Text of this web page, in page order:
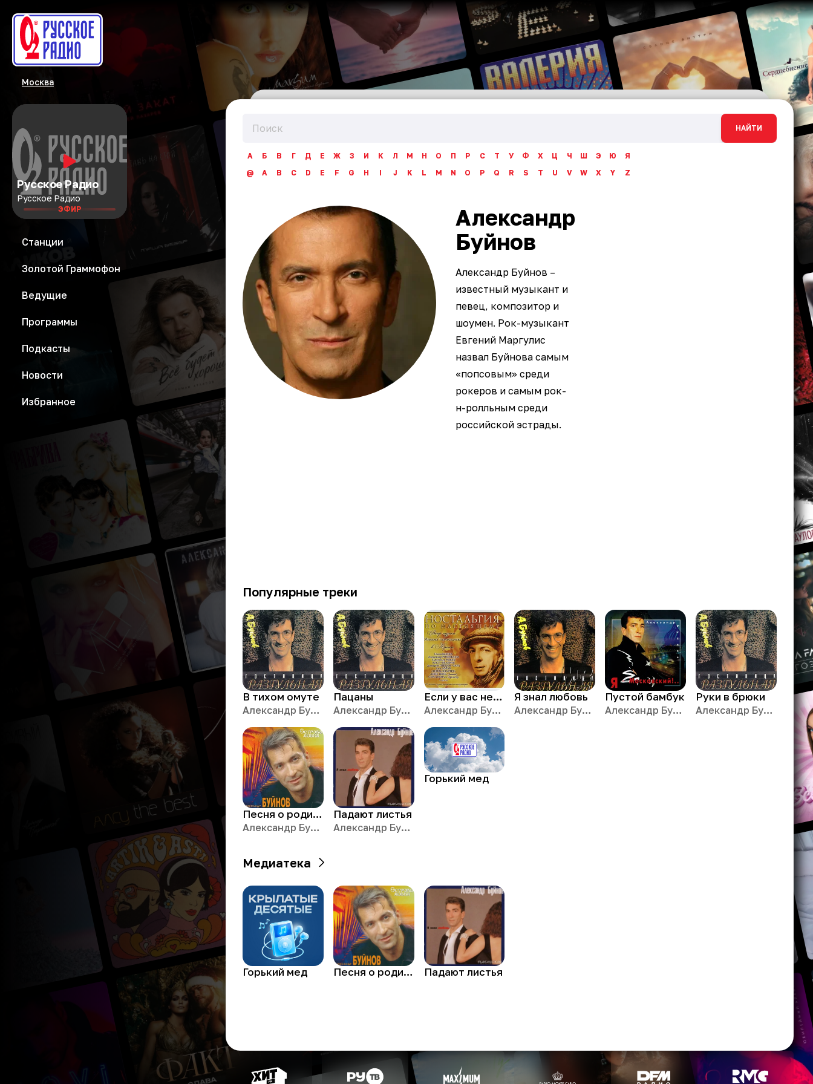
Москва
Русское Радио
Русское Радио
ЭФИР
Станции
Золотой Граммофон
Ведущие
Программы
Подкасты
Новости
Избранное
НАЙТИ
А Б В Г Д Е Ж З И К Л М Н О П Р С Т У Ф Х Ц Ч Ш Э Ю
Я
@
A B C D E F G H I J K L M N O P Q R S T U V W X Y Z
Александр
Буйнов
Александр Буйнов –
известный музыкант и
певец, композитор и
шоумен. Рок-музыкант
Евгений Маргулис
назвал Буйнова самым
«попсовым» среди
рокеров и самым рок-
н-ролльным среди
российской эстрады.
Популярные треки
В тихом омуте
Александр Буйнов
Пацаны
Александр Буйнов
Если у вас нету тети
Александр Буйнов
Я знал любовь
Александр Буйнов
Пустой бамбук
Александр Буйнов
Руки в брюки
Александр Буйнов
Песня о родине
Александр Буйнов
Падают листья
Александр Буйнов
Горький мед
Медиатека
Горький мед Песня о родине Падают листья